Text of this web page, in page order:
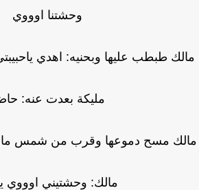
وحشتنا اوووي
طبطب عليها وبحنيه: اهدي
مليكة بعدت عنه:
مسح دموعها وقرب من شمس
مالك: وحشتيني اوووي